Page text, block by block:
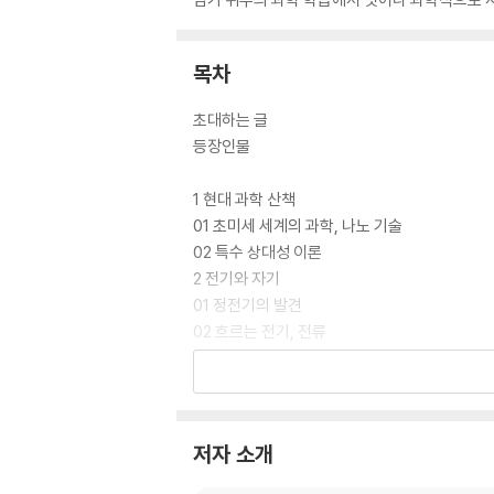
목차
초대하는 글
등장인물
1 현대 과학 산책
01 초미세 세계의 과학, 나노 기술
02 특수 상대성 이론
2 전기와 자기
01 정전기의 발견
02 흐르는 전기, 전류
*비둘기가 우체부가 된 사연
3 빛
저자 소개